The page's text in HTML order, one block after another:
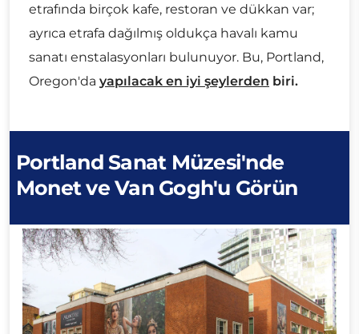
etrafında birçok kafe, restoran ve dükkan var;
ayrıca etrafa dağılmış oldukça havalı kamu
sanatı enstalasyonları bulunuyor. Bu, Portland,
Oregon'da yapılacak en iyi şeylerden biri.
Portland Sanat Müzesi'nde
Monet ve Van Gogh'u Görün